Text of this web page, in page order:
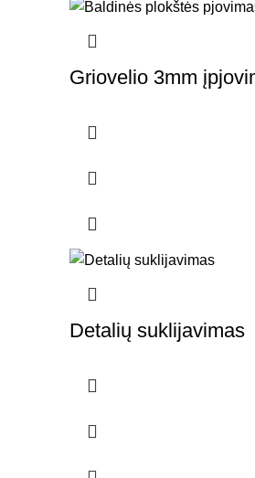
Griovelio 3mm
Detalių suklijavimas